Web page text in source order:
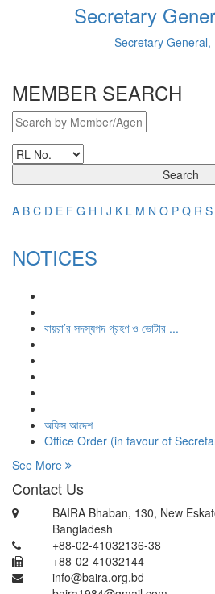
Secretary
Secretary General,
MEMBER SEARCH
Search
A B C D E F G H I J K L M N O P Q R S
NOTICES
বায়রা’র সদস্যপদ গ্রহণ ও ভোটার ...
অফিস আদেশ
Office Order (in favour of
See More
Contact Us
BAIRA Bhaban, 130, New
Bangladesh
+88-02-41032136-38
+88-02-41032144
info@baira.org.bd